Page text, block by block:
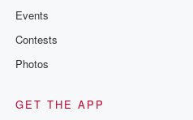
Events
Contests
Photos
GET THE APP